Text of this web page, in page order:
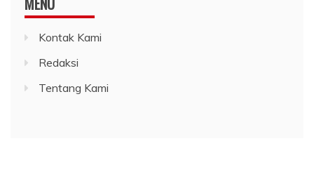
Kontak Kami
Redaksi
Tentang Kami